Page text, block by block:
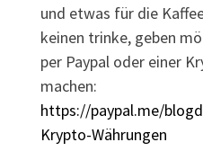
und etwas für die
keinen trinke, geben
per Paypal oder einer
machen:
https://paypal.me/
Krypto-Währungen